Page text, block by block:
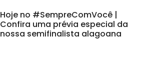
Hoje no #SempreComVocê |
Confira uma prévia especial da
nossa semifinalista alagoana